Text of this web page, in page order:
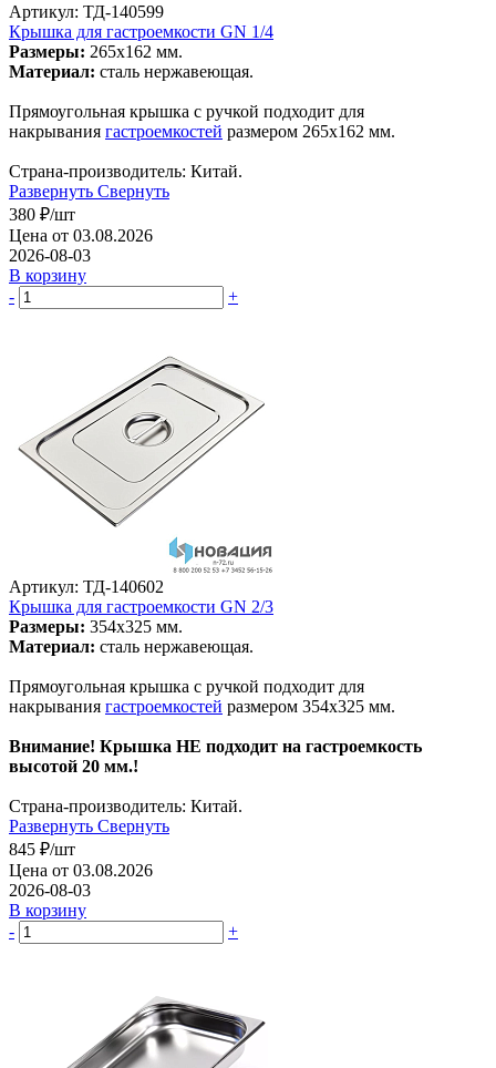
Артикул: ТД-140599
Крышка для гастроемкости GN 1/4
Размеры: 265х162 мм.
Материал: сталь нержавеющая.
Прямоугольная крышка с ручкой подходит для
накрывания гастроемкостей размером 265х162 мм.
Страна-производитель: Китай.
Развернуть Свернуть
380 ₽/шт
Цена от 03.08.2026
2026-08-03
В корзину
-
+
Артикул: ТД-140602
Крышка для гастроемкости GN 2/3
Размеры: 354х325 мм.
Материал: сталь нержавеющая.
Прямоугольная крышка с ручкой подходит для
накрывания гастроемкостей размером 354х325 мм.
Внимание! Крышка НЕ подходит на гастроемкость
высотой 20 мм.!
Страна-производитель: Китай.
Развернуть Свернуть
845 ₽/шт
Цена от 03.08.2026
2026-08-03
В корзину
-
+